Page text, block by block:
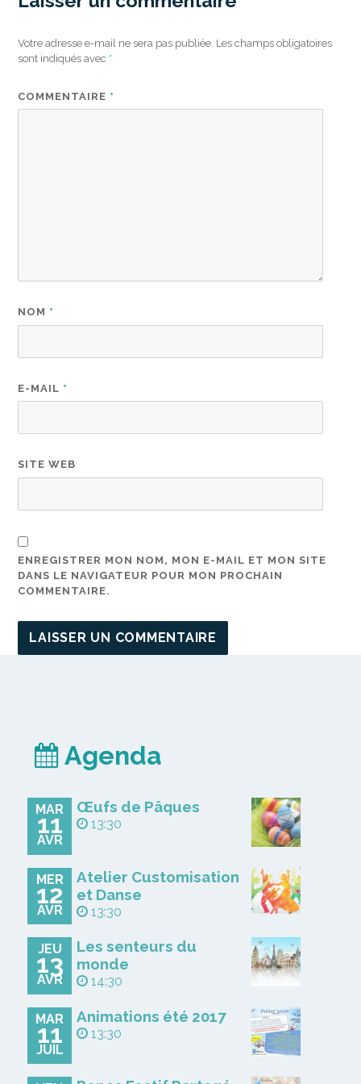
Votre adresse e-mail ne sera pas publiée. Les champs obligatoires
sont indiqués avec *
COMMENTAIRE *
NOM *
E-MAIL *
SITE WEB
ENREGISTRER MON NOM, MON E-MAIL ET MON SITE
DANS LE NAVIGATEUR POUR MON PROCHAIN
COMMENTAIRE.
Agenda
MAR
11
AVR
Œufs de Pâques
13:30
MER
12
AVR
Atelier Customisation
et Danse
13:30
JEU
13
AVR
Les senteurs du
monde
14:30
MAR
11
JUIL
Animations été 2017
13:30